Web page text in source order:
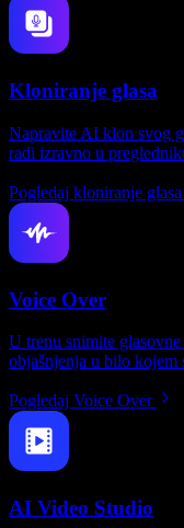
Kloniranje glasa
Napravite AI klon svog
radi izravno u
Pogledaj kloniranje glasa
Voice Over
U trenu snimite
objašnjenja u bilo kojem
Pogledaj Voice Over
AI Video Studio